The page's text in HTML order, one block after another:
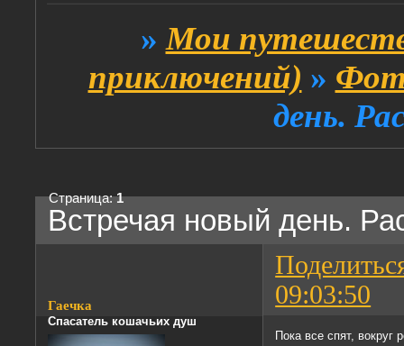
» Мои
приключений) »
день.
Встречая новый день.
Страница:1
09:03:50
Гаечка
Спасатель кошачьих душ
Пока все спят, вокруг